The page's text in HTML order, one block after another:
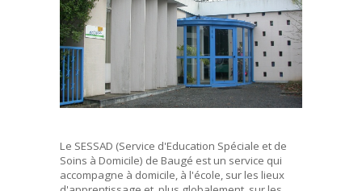
Le SESSAD (Service d'Education Spéciale et de
Soins à Domicile) de Baugé est un service qui
accompagne à domicile, à l'école, sur les lieux